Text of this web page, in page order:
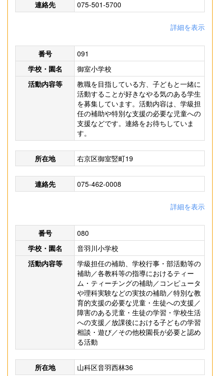
連絡先 075-501-5700
詳細を表示
番号
091
学校・園名
御室小学校
活動内容等
教職を目指している方、子どもと一緒に
活動することが好きなやる気のある学生
を募集しています。活動内容は、学級担
任の補助や特別な支援の必要な児童への
支援などです。連絡をお待ちしていま
す。
所在地 右京区御室竪町19
連絡先 075-462-0008
詳細を表示
番号
080
学校・園名
音羽川小学校
活動内容等
学級担任の補助、学校行事・部活動等の
補助／各教科等の指導におけるティー
ム・ティーチングの補助／コンピュータ
や理科実験などの実技の補助／特別な教
育的支援の必要な児童・生徒への支援／
障害のある児童・生徒の学習・学校生活
への支援／放課後における子どもの学習
相談・遊び／その他校園長が必要と認め
る活動
所在地 山科区音羽西林36